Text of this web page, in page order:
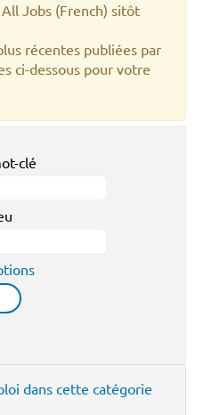
Jobs (French) sitôt
récentes publiées par
ci-dessous pour votre
clé
dans cette catégorie